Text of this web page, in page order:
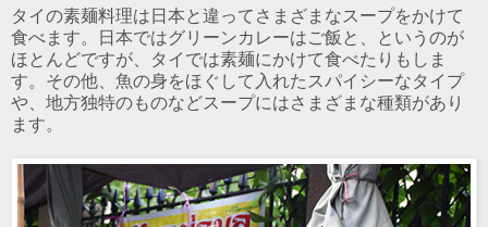
タイの素麺料理は日本と違ってさまざまなスープをかけて
食べます。日本ではグリーンカレーはご飯と、というのが
ほとんどですが、タイでは素麺にかけて食べたりもしま
す。その他、魚の身をほぐして入れたスパイシーなタイプ
や、地方独特のものなどスープにはさまざまな種類があり
ます。